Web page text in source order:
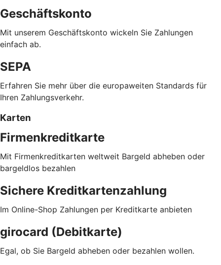
Geschäftskonto
Mit unserem Geschäftskonto wickeln Sie Zahlungen
einfach ab.
SEPA
Erfahren Sie mehr über die europaweiten Standards für
Ihren Zahlungsverkehr.
Karten
Firmenkreditkarte
Mit Firmenkreditkarten weltweit Bargeld abheben oder
bargeldlos bezahlen
Sichere Kreditkartenzahlung
Im Online-Shop Zahlungen per Kreditkarte anbieten
girocard (Debitkarte)
Egal, ob Sie Bargeld abheben oder bezahlen wollen.